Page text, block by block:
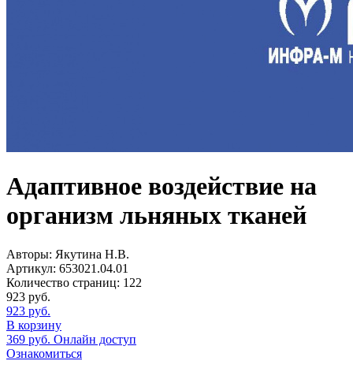
Адаптивное воздействие на
организм льняных тканей
Авторы: Якутина Н.В.
Артикул: 653021.04.01
Количество страниц: 122
923 руб.
923 руб.
В корзину
369 руб. Онлайн доступ
Ознакомиться